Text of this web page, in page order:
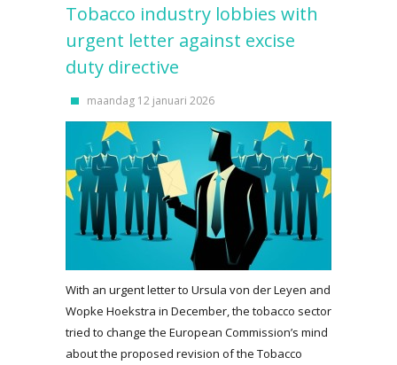
Tobacco industry lobbies with
urgent letter against excise
duty directive
maandag 12 januari 2026
With an urgent letter to Ursula von der Leyen and
Wopke Hoekstra in December, the tobacco sector
tried to change the European Commission’s mind
about the proposed revision of the Tobacco